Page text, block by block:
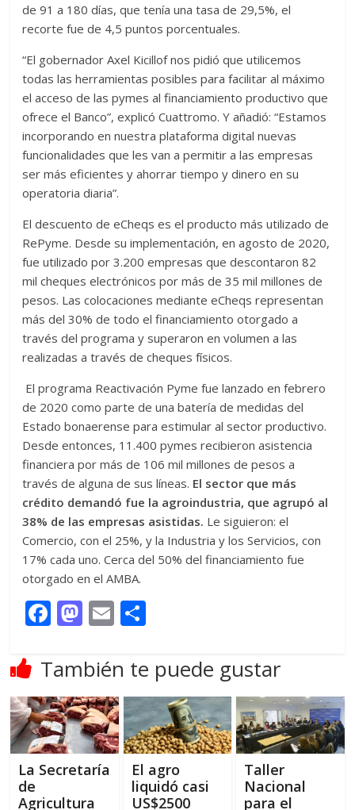
de 91 a 180 días, que tenía una tasa de 29,5%, el
recorte fue de 4,5 puntos porcentuales.
“El gobernador Axel Kicillof nos pidió que utilicemos
todas las herramientas posibles para facilitar al máximo
el acceso de las pymes al financiamiento productivo que
ofrece el Banco”, explicó Cuattromo. Y añadió: “Estamos
incorporando en nuestra plataforma digital nuevas
funcionalidades que les van a permitir a las empresas
ser más eficientes y ahorrar tiempo y dinero en su
operatoria diaria”.
El descuento de eCheqs es el producto más utilizado de
RePyme. Desde su implementación, en agosto de 2020,
fue utilizado por 3.200 empresas que descontaron 82
mil cheques electrónicos por más de 35 mil millones de
pesos. Las colocaciones mediante eCheqs representan
más del 30% de todo el financiamiento otorgado a
través del programa y superaron en volumen a las
realizadas a través de cheques físicos.
El programa Reactivación Pyme fue lanzado en febrero
de 2020 como parte de una batería de medidas del
Estado bonaerense para estimular al sector productivo.
Desde entonces, 11.400 pymes recibieron asistencia
financiera por más de 106 mil millones de pesos a
través de alguna de sus líneas. El sector que más
crédito demandó fue la agroindustria, que agrupó al
38% de las empresas asistidas. Le siguieron: el
Comercio, con el 25%, y la Industria y los Servicios, con
17% cada uno. Cerca del 50% del financiamiento fue
otorgado en el AMBA.
F
e
b
o
o
k
M
to
d
o
n
E
ai
l
m
p
ar
ti
r
También te puede gustar
La Secretaría
de
Agricultura
El agro
liquidó casi
US$2500
Taller
Nacional
para el